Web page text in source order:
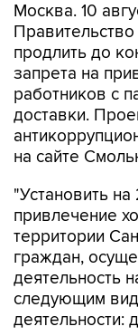
Москва. 10
продлить до
запрета на
работников с
доставки.
на сайте
"Установить
привлечение
территории
граждан,
деятельность
следующим
деятельности: